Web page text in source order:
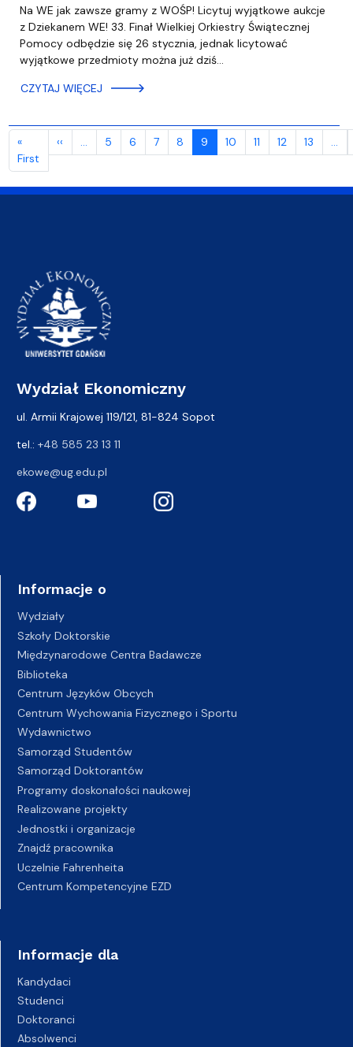
Na WE jak zawsze gramy z WOŚP! Licytuj wyjątkowe aukcje
z Dziekanem WE! 33. Finał Wielkiej Orkiestry Świątecznej
Pomocy odbędzie się 26 stycznia, jednak licytować
wyjątkowe przedmioty można już dziś…
CZYTAJ WIĘCEJ
Stronicowanie
«
First Pierwsza strona
‹‹ Poprzednia strona
… 5 6 7 8 9 10 11 12 13 …
Wydział Ekonomiczny
ul. Armii Krajowej 119/121, 81-824 Sopot
tel.: +48 585 23 13 11
ekowe@ug.edu.pl
Informacje o
Wydziały
Szkoły Doktorskie
Międzynarodowe Centra Badawcze
Biblioteka
Centrum Języków Obcych
Centrum Wychowania Fizycznego i Sportu
Wydawnictwo
Samorząd Studentów
Samorząd Doktorantów
Programy doskonałości naukowej
Realizowane projekty
Jednostki i organizacje
Znajdź pracownika
Uczelnie Fahrenheita
Centrum Kompetencyjne EZD
Informacje dla
Kandydaci
Studenci
Doktoranci
Absolwenci